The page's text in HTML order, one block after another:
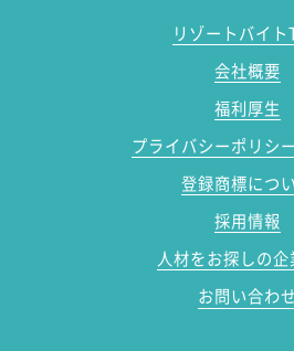
リゾートバイト
会社概要
福利厚生
プライバシーポリシ
登録商標につ
採用情報
人材をお探しの
お問い合わ